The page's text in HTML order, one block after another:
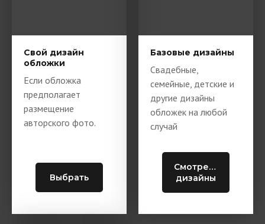
Свой дизайн
обложки
Если обложка
предполагает
размещение
авторского фото.
Выбрать
Базовые дизайны
Свадебные,
семейные, детские и
другие дизайны
обложек на любой
случай
Смотреть
дизайны